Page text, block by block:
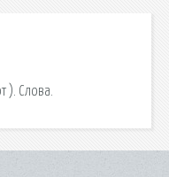
). Слова.